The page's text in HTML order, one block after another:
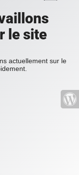
le site
actuellement sur le